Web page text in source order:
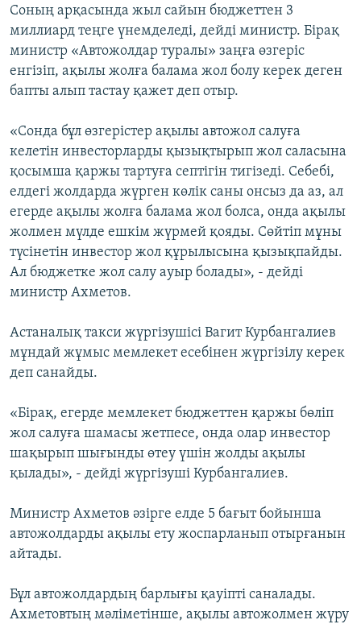
Соның арқасында жыл сайын бюджеттен 3
миллиард теңге үнемделеді, дейді министр. Бірақ
министр «Автожолдар туралы» заңға өзгеріс
енгізіп, ақылы жолға балама жол болу керек деген
бапты алып тастау қажет деп отыр.
«Сонда бұл өзгерістер ақылы автожол салуға
келетін инвесторларды қызықтырып жол саласына
қосымша қаржы тартуға септігін тигізеді. Себебі,
елдегі жолдарда жүрген көлік саны онсыз да аз, ал
егерде ақылы жолға балама жол болса, онда ақылы
жолмен мүлде ешкім жүрмей қояды. Сөйтіп мұны
түсінетін инвестор жол құрылысына қызықпайды.
Ал бюджетке жол салу ауыр болады», - дейді
министр Ахметов.
Астаналық такси жүргізушісі Вагит Курбангалиев
мұндай жұмыс мемлекет есебінен жүргізілу керек
деп санайды.
«Бірақ, егерде мемлекет бюджеттен қаржы бөліп
жол салуға шамасы жетпесе, онда олар инвестор
шақырып шығынды өтеу үшін жолды ақылы
қылады», - дейді жүргізуші Курбангалиев.
Министр Ахметов әзірге елде 5 бағыт бойынша
автожолдарды ақылы ету жоспарланып отырғанын
айтады.
Бұл автожолдардың барлығы қауіпті саналады.
Ахметовтың мәліметінше, ақылы автожолмен жүру